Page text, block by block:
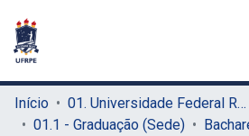
Início
01. Universidade Federal Rural de Pernambuco - UFRPE (Sede)
01.1 - Graduação (Sede)